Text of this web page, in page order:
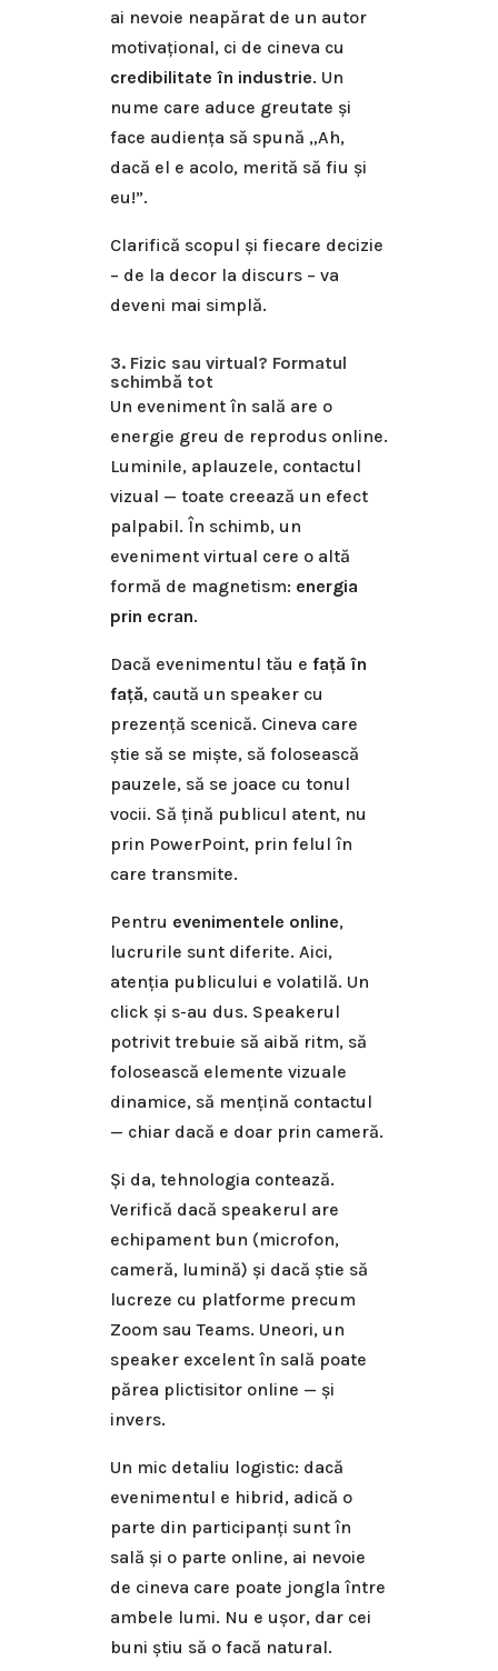
ai nevoie neapărat de un autor
motivațional, ci de cineva cu
credibilitate în industrie. Un
nume care aduce greutate și
face audiența să spună „Ah,
dacă el e acolo, merită să fiu și
eu!”.
Clarifică scopul și fiecare decizie
– de la decor la discurs – va
deveni mai simplă.
3. Fizic sau virtual? Formatul
schimbă tot
Un eveniment în sală are o
energie greu de reprodus online.
Luminile, aplauzele, contactul
vizual — toate creează un efect
palpabil. În schimb, un
eveniment virtual cere o altă
formă de magnetism: energia
prin ecran.
Dacă evenimentul tău e față în
față, caută un speaker cu
prezență scenică. Cineva care
știe să se miște, să folosească
pauzele, să se joace cu tonul
vocii. Să țină publicul atent, nu
prin PowerPoint, prin felul în
care transmite.
Pentru evenimentele online,
lucrurile sunt diferite. Aici,
atenția publicului e volatilă. Un
click și s-au dus. Speakerul
potrivit trebuie să aibă ritm, să
folosească elemente vizuale
dinamice, să mențină contactul
— chiar dacă e doar prin cameră.
Și da, tehnologia contează.
Verifică dacă speakerul are
echipament bun (microfon,
cameră, lumină) și dacă știe să
lucreze cu platforme precum
Zoom sau Teams. Uneori, un
speaker excelent în sală poate
părea plictisitor online — și
invers.
Un mic detaliu logistic: dacă
evenimentul e hibrid, adică o
parte din participanți sunt în
sală și o parte online, ai nevoie
de cineva care poate jongla între
ambele lumi. Nu e ușor, dar cei
buni știu să o facă natural.